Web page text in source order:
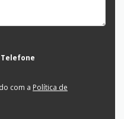
Telefone
com a Política de